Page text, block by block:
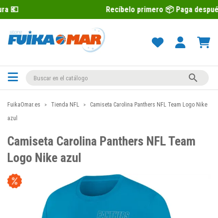
Recíbelo primero 📦 Paga después con

FuikaOmar.es Tienda NFL
Camiseta Carolina Panthers NFL Team Logo Nike
azul
Camiseta Carolina Panthers NFL Team
Logo Nike azul